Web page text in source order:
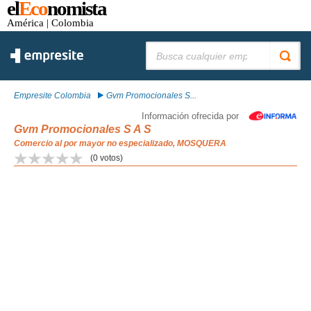
elEconomista
América | Colombia
Empresite Colombia Gvm Promocionales S...
Información ofrecida por
Gvm Promocionales S A S
Comercio al por mayor no especializado, MOSQUERA
(0 votos)